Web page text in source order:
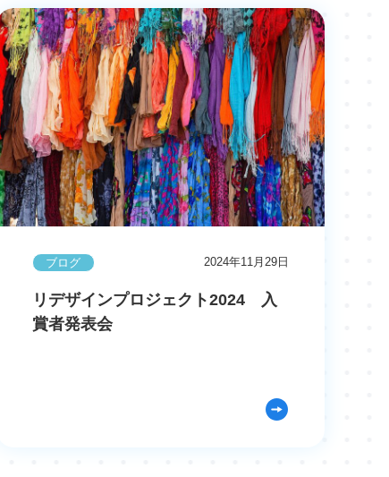
ブログ 2024年11月29日
リデザインプロジェクト2024 入
賞者発表会